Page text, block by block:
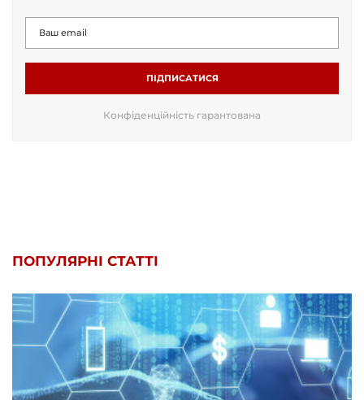
ПІДПИСАТИСЯ
Конфіденційність гарантована
ПОПУЛЯРНІ СТАТТІ